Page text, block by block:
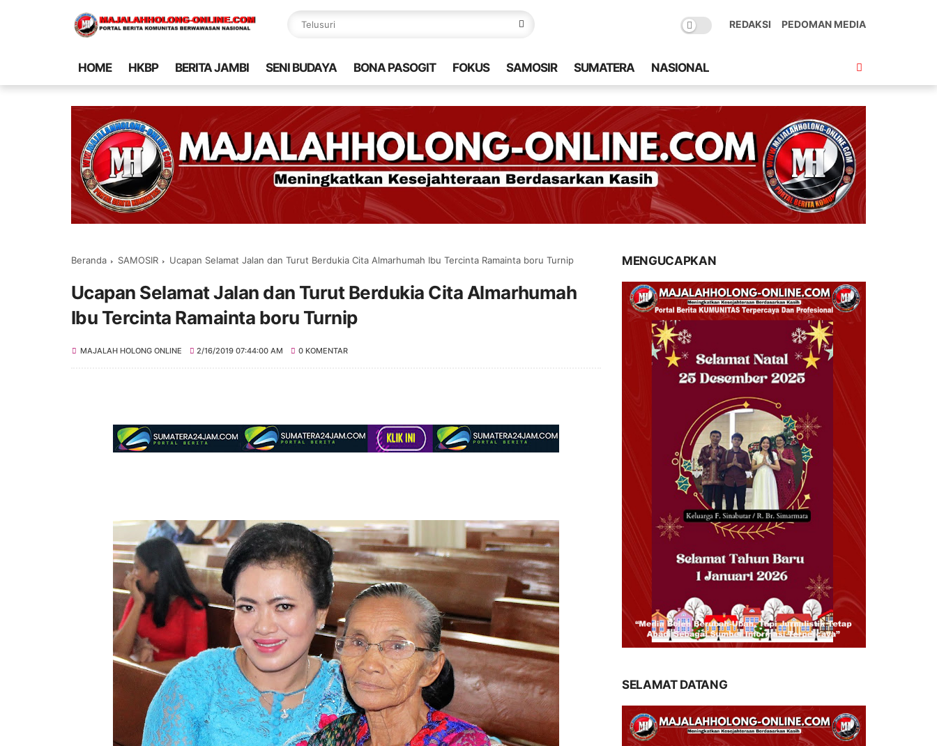
REDAKSI PEDOMAN MEDIA
HOME HKBP BERITA JAMBI SENI BUDAYA BONA PASOGIT FOKUS SAMOSIR SUMATERA NASIONAL
Beranda SAMOSIR Ucapan Selamat Jalan dan Turut Berdukia Cita Almarhumah Ibu Tercinta Ramainta boru Turnip
Ucapan Selamat Jalan dan Turut Berdukia Cita Almarhumah
Ibu Tercinta Ramainta boru Turnip
MAJALAH HOLONG ONLINE 2/16/2019 07:44:00 AM 0 KOMENTAR
MENGUCAPKAN
SELAMAT DATANG